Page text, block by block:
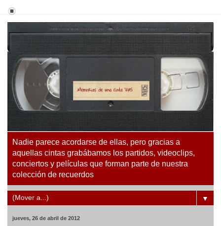
Nadie parece acordarse de ellas, pero gracias a
aquellas cintas grabábamos los partidos, videoclips,
conciertos y películas que forman parte de nuestra
colección de recuerdos
▼
jueves, 26 de abril de 2012